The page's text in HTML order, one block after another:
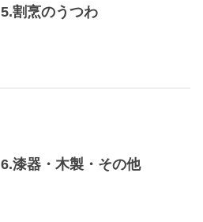
5.割烹のうつわ
6.漆器・木製・その他